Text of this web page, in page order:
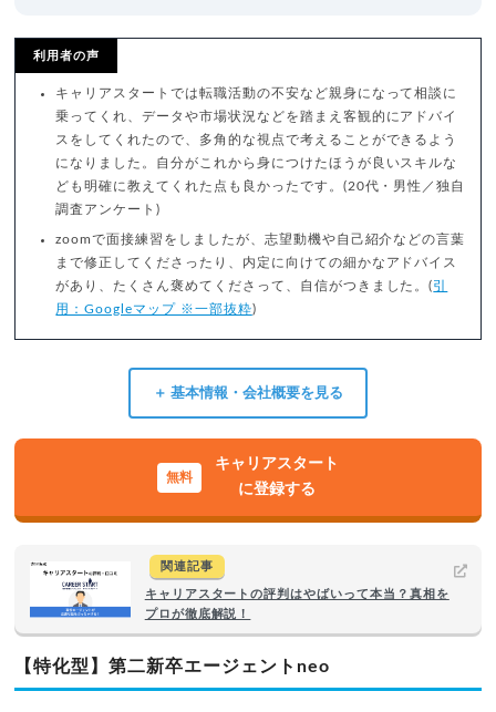
利用者の声
キャリアスタートでは転職活動の不安など親身になって相談に
乗ってくれ、データや市場状況などを踏まえ客観的にアドバイ
スをしてくれたので、多角的な視点で考えることができるよう
になりました。自分がこれから身につけたほうが良いスキルな
ども明確に教えてくれた点も良かったです。(20代・男性／独自
調査アンケート)
zoomで面接練習をしましたが、志望動機や自己紹介などの言葉
まで修正してくださったり、内定に向けての細かなアドバイス
があり、たくさん褒めてくださって、自信がつきました。(引
用：Googleマップ ※一部抜粋)
＋ 基本情報・会社概要を見る
キャリアスタート
に登録する
関連記事
キャリアスタートの評判はやばいって本当？真相を
プロが徹底解説！
【特化型】第二新卒エージェントneo